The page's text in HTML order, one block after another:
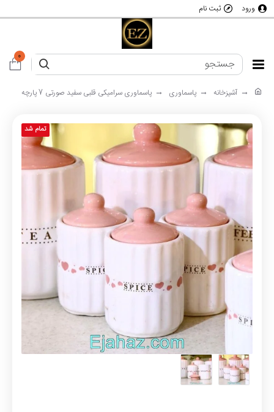
ورود ثبت نام
0
آشپزخانه پاسماوری پاسماوری سرامیکی قلبی سفید صورتی 7 پارچه
تمام شد